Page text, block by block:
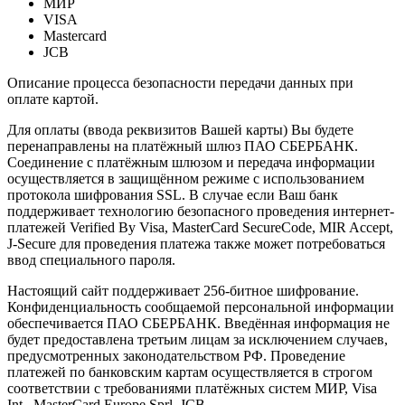
VISA
Mastercard
JCB
Описание процесса безопасности передачи данных при
оплате картой.
Для оплаты (ввода реквизитов Вашей карты) Вы будете
перенаправлены на платёжный шлюз ПАО СБЕРБАНК.
Соединение с платёжным шлюзом и передача информации
осуществляется в защищённом режиме с использованием
протокола шифрования SSL. В случае если Ваш банк
поддерживает технологию безопасного проведения интернет-
платежей Verified By Visa, MasterCard SecureCode, MIR Accept,
J-Secure для проведения платежа также может потребоваться
ввод специального пароля.
Настоящий сайт поддерживает 256-битное шифрование.
Конфиденциальность сообщаемой персональной информации
обеспечивается ПАО СБЕРБАНК. Введённая информация не
будет предоставлена третьим лицам за исключением случаев,
предусмотренных законодательством РФ. Проведение
платежей по банковским картам осуществляется в строгом
соответствии с требованиями платёжных систем МИР, Visa